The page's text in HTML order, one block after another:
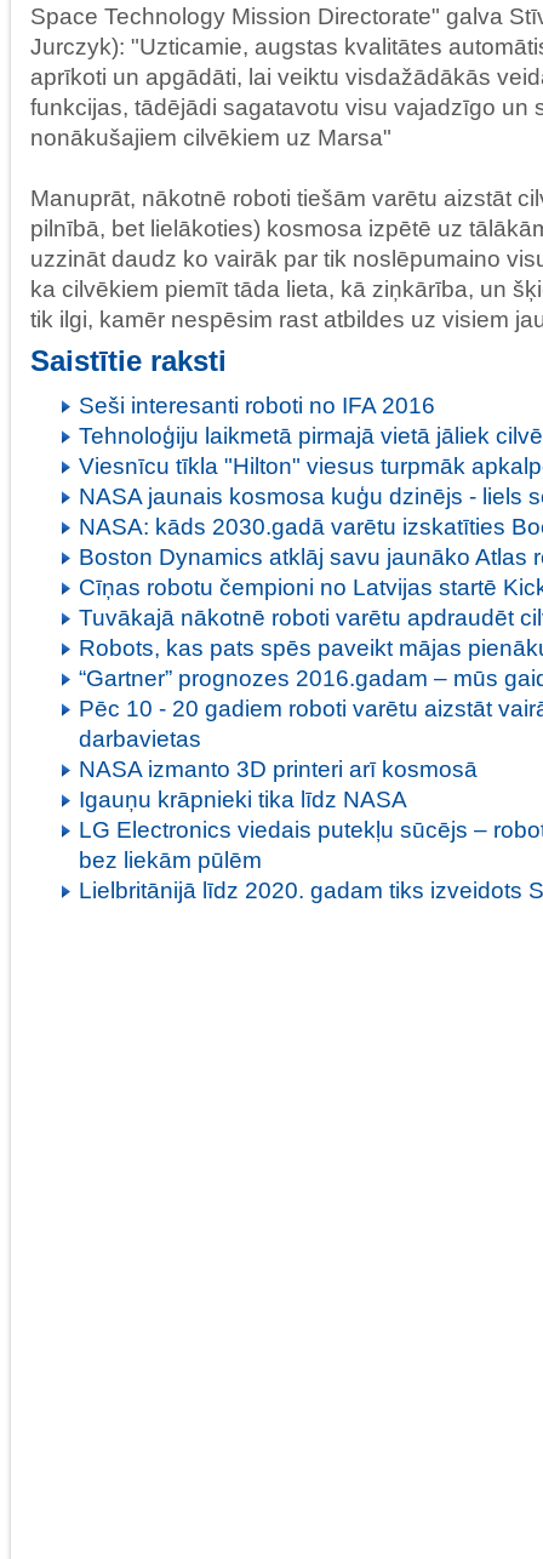
Space Technology Mission Directorate" galva
Jurczyk): "Uzticamie, augstas kvalitātes
aprīkoti un apgādāti, lai veiktu visdažādākās
funkcijas, tādējādi sagatavotu visu vajadzīgo un
nonākušajiem cilvēkiem uz Marsa"
Manuprāt, nākotnē roboti tiešām varētu aizstāt
pilnībā, bet lielākoties) kosmosa izpētē uz
uzzināt daudz ko vairāk par tik noslēpumaino
ka cilvēkiem piemīt tāda lieta, kā ziņkārība, un
tik ilgi, kamēr nespēsim rast atbildes uz visiem
Saistītie raksti
Seši interesanti roboti no IFA 2016
Tehnoloģiju laikmetā pirmajā vietā jāliek
Viesnīcu tīkla "Hilton" viesus turpmāk
NASA jaunais kosmosa kuģu dzinējs - liels
NASA: kāds 2030.gadā varētu izskatīties
Boston Dynamics atklāj savu jaunāko Atlas
Cīņas robotu čempioni no Latvijas startē
Tuvākajā nākotnē roboti varētu apdraudēt
Robots, kas pats spēs paveikt mājas
“Gartner” prognozes 2016.gadam – mūs
Pēc 10 - 20 gadiem roboti varētu aizstāt
darbavietas
NASA izmanto 3D printeri arī kosmosā
Igauņu krāpnieki tika līdz NASA
LG Electronics viedais putekļu sūcējs –
bez liekām pūlēm
Lielbritānijā līdz 2020. gadam tiks izveidots